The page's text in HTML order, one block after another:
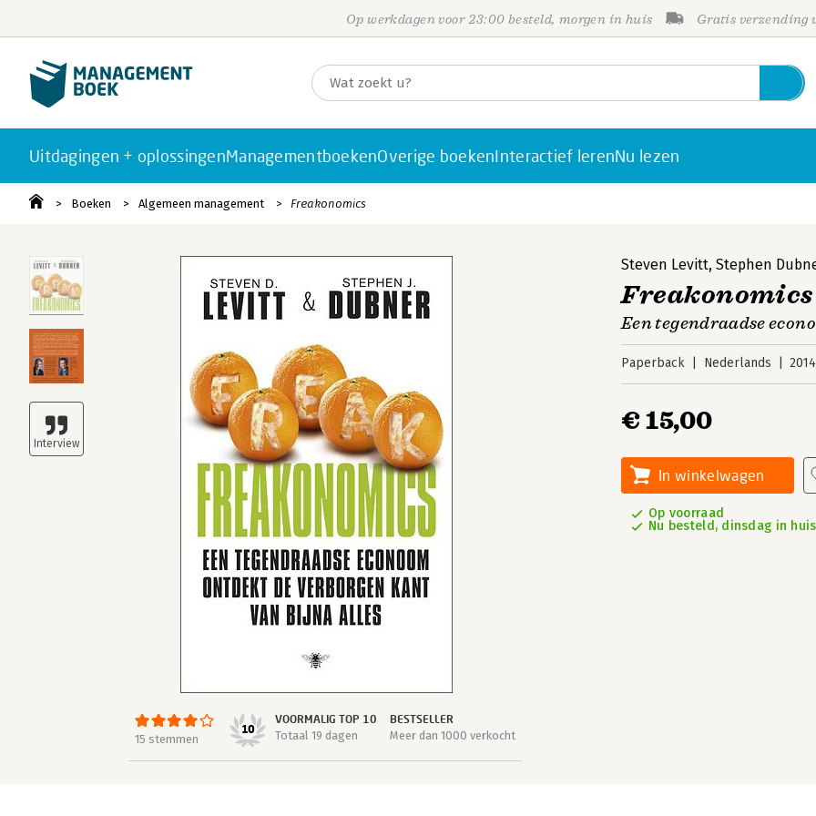
Op werkdagen voor 23:00 besteld, morgen in huis Gratis verzending
Uitdagingen + oplossingenManagementboekenOverige boekenInteractief lerenNu lezen
Boeken Algemeen management Freakonomics
15 stemmen
10
VOORMALIG TOP 10
Totaal 19 dagen
BESTSELLER
Meer dan 1000 verkocht
Steven Levitt, Stephen
Freakonomics
Een tegendraadse
Paperback Nederlands 2014
€ 15,00
In winkelwagen
Op voorraad
Nu besteld, dinsdag in huis